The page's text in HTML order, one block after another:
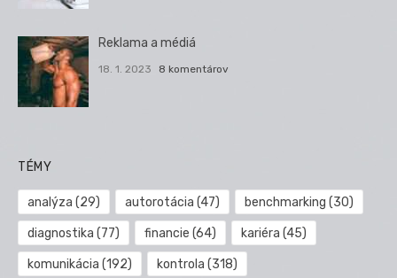
Reklama a médiá
18. 1. 2023 8 komentárov
TÉMY
analýza (29) autorotácia (47) benchmarking (30)
diagnostika (77) financie (64) kariéra (45)
komunikácia (192) kontrola (318)